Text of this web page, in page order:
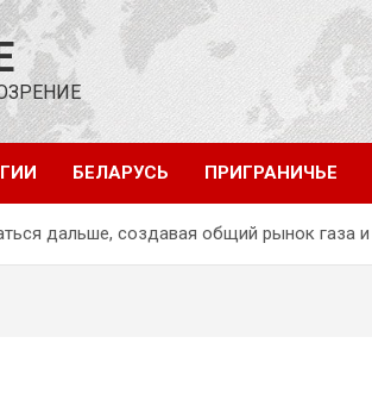
БЕЛАРУСЬ ПРИГРАНИЧЬЕ
дальше, создавая общий рынок газа